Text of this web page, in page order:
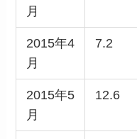
月
2015年4
月
7.2
2015年5
月
12.6